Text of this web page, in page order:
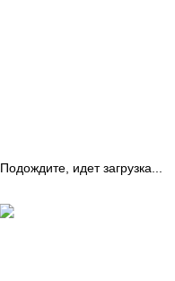
Подождите, идет загрузка...